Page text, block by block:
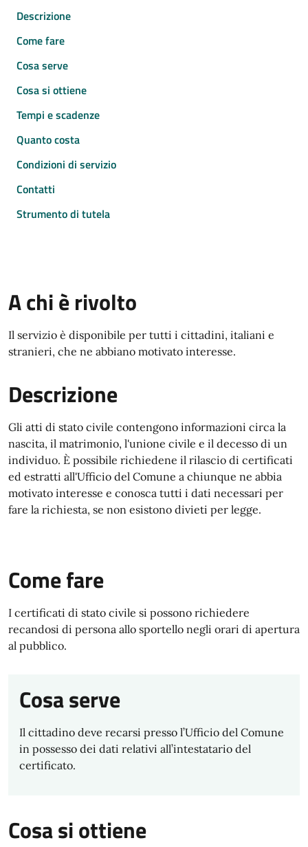
Descrizione
Come fare
Cosa serve
Cosa si ottiene
Tempi e scadenze
Quanto costa
Condizioni di servizio
Contatti
Strumento di tutela
A chi è rivolto
Il servizio è disponibile per tutti i cittadini, italiani e
stranieri, che ne abbiano motivato interesse.
Descrizione
Gli atti di stato civile contengono informazioni circa la
nascita, il matrimonio, l'unione civile e il decesso di un
individuo. È possibile richiedene il rilascio di certificati
ed estratti all'Ufficio del Comune a chiunque ne abbia
motivato interesse e conosca tutti i dati necessari per
fare la richiesta, se non esistono divieti per legge.
Come fare
I certificati di stato civile si possono richiedere
recandosi di persona allo sportello negli orari di apertura
al pubblico.
Cosa serve
Il cittadino deve recarsi presso l’Ufficio del Comune
in possesso dei dati relativi all’intestatario del
certificato.
Cosa si ottiene